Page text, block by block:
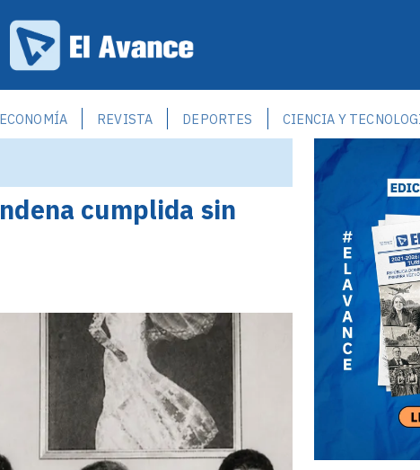
ECONOMÍA REVISTA DEPORTES CIENCIA Y
cumplida sin